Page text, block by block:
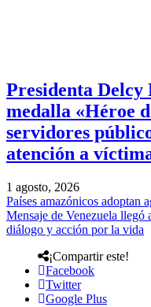
Presidenta Delcy
medalla «Héroe
servidores
atención a
1 agosto, 2026
Países amazónicos adoptan
Mensaje de Venezuela
diálogo y acción por la vida
¡Compartir este!
Facebook
Twitter
Google Plus